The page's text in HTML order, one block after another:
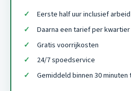
Eerste half uur inclusief arbeid
Daarna een tarief per kwartier
Gratis voorrijkosten
24/7 spoedservice
Gemiddeld binnen 30